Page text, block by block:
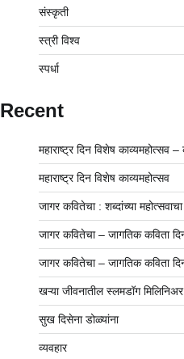
संस्कृती
स्त्री विश्व
स्पर्धा
Recent
महाराष्ट्र दिन विशेष काव्यमहोत्सव –
महाराष्ट्र दिन विशेष काव्यमहोत्सव
जागर कवितेचा : शब्दांच्या
जागर कवितेचा – जागतिक कविता
जागर कवितेचा – जागतिक कविता
खऱ्या जीवनातील स्लमडॉग मिलिनिअर
सुख दिसेना डोळ्यांना
व्यवहार